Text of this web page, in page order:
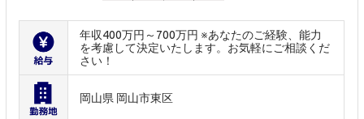
年収400万円～700万円 ※あなたのご経験、能力
を考慮して決定いたします。お気軽にご相談くだ
さい！
岡山県 岡山市東区